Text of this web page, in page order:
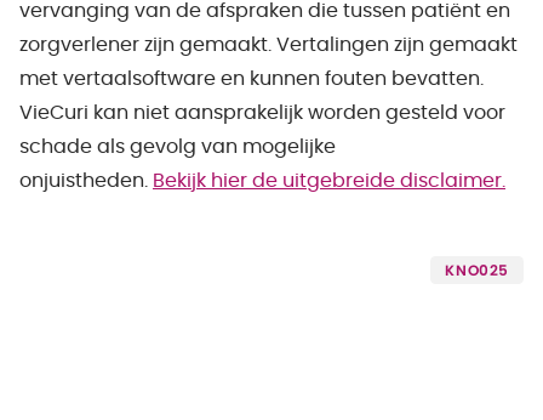
vervanging van de afspraken die tussen patiënt en
zorgverlener zijn gemaakt. Vertalingen zijn gemaakt
met vertaalsoftware en kunnen fouten bevatten.
VieCuri kan niet aansprakelijk worden gesteld voor
schade als gevolg van mogelijke
onjuistheden.
Bekijk hier de uitgebreide disclaimer.
KNO025